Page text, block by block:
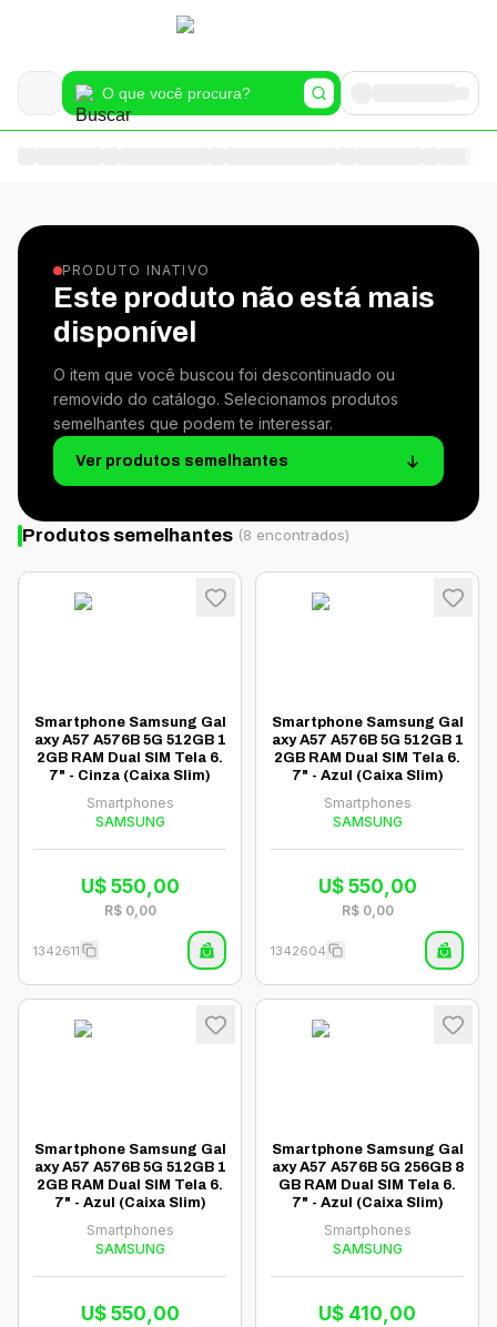
PRODUTO INATIVO
Este produto não está mais
disponível
O item que você buscou foi descontinuado ou
removido do catálogo. Selecionamos produtos
semelhantes que podem te interessar.
Ver produtos semelhantes
Produtos semelhantes (8 encontrados)
Smartphone Samsung Gal
axy A57 A576B 5G 512GB 1
2GB RAM Dual SIM Tela 6.
7" - Cinza (Caixa Slim)
Smartphones
SAMSUNG
U$ 550,00
R$ 0,00
1342611
Smartphone Samsung Gal
axy A57 A576B 5G 512GB 1
2GB RAM Dual SIM Tela 6.
7" - Azul (Caixa Slim)
Smartphones
SAMSUNG
U$ 550,00
R$ 0,00
1342604
Smartphone Samsung Gal
axy A57 A576B 5G 512GB 1
2GB RAM Dual SIM Tela 6.
7" - Azul (Caixa Slim)
Smartphones
SAMSUNG
U$ 550,00
Smartphone Samsung Gal
axy A57 A576B 5G 256GB 8
GB RAM Dual SIM Tela 6.
7" - Azul (Caixa Slim)
Smartphones
SAMSUNG
U$ 410,00